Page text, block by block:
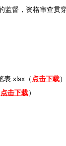
监督，资格审查贯
表.xlsx（ 点击下载）
点击下载）